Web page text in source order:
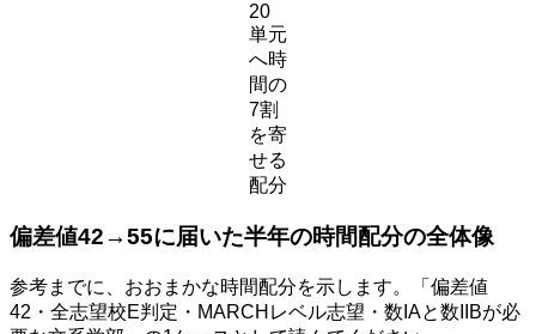
20
単元
へ時
間の
7割
を寄
せる
配分
偏差値42→55に届いた半年の時間配分の全体像
参考までに、おおまかな時間配分を示します。「偏差値
42・全志望校E判定・MARCHレベル志望・数IAと数IIBが必